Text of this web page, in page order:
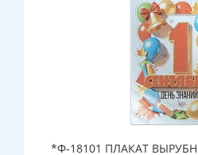
*Ф-18101 ПЛАКАТ